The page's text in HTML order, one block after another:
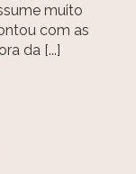
muito
com as
da [...]